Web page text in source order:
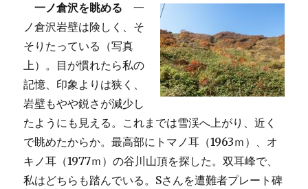
一ノ倉沢を眺める 一
ノ倉沢岩壁は険しく、そ
そりたっている（写真
上）。目が慣れたら私の
記憶、印象よりは狭く、
岩壁もやや鋭さが減少し
たようにも見える。これまでは雪渓へ上がり、近く
で眺めたからか。最高部にトマノ耳（1963ｍ）、オ
キノ耳（1977ｍ）の谷川山頂を探した。双耳峰で、
私はどちらも踏んでいる。Sさんを遭難者プレート碑